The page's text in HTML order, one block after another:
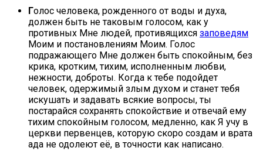
Голос человека, рожденного от воды и духа,
должен быть не таковым голосом, как у
противных Мне людей, противящихся заповедям
Моим и постановлениям Моим. Голос
подражающего Мне должен быть спокойным, без
крика, кротким, тихим, исполненным любви,
нежности, доброты. Когда к тебе подойдет
человек, одержимый злым духом и станет тебя
искушать и задавать всякие вопросы, ты
постарайся сохранять спокойствие и отвечай ему
тихим спокойным голосом, медленно, как Я учу в
церкви первенцев, которую скоро создам и врата
ада не одолеют её, в точности как написано.